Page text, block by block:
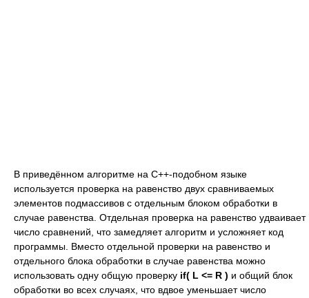
В приведённом алгоритме на C++-подобном языке
используется проверка на равенство двух сравниваемых
элементов подмассивов с отдельным блоком обработки в
случае равенства. Отдельная проверка на равенство удваивает
число сравнений, что замедляет алгоритм и усложняет код
программы. Вместо отдельной проверки на равенство и
отдельного блока обработки в случае равенства можно
использовать одну общую проверку if( L <= R ) и общий блок
обработки во всех случаях, что вдвое уменьшает число